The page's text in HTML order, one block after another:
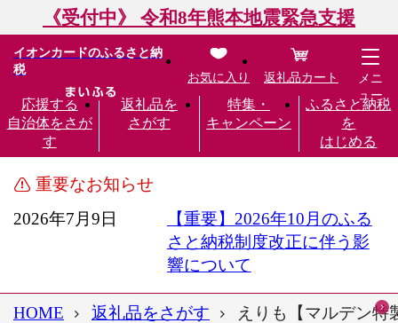
《受付中》 令和8年熊本地震緊急支援
イオンカードのふるさと納
税
応援する
自治体をさが
す
返礼品を
さがす
特集・
キャンペーン
ふるさと納税
を
はじめる
お気に入り 返礼品カート
メニ
ュー
重要なお知らせ
2026年7月9日
【重要】2026年10月のふる
さと納税制度改正に伴う影
響について
HOME 返礼品をさがす えりも【マルデン